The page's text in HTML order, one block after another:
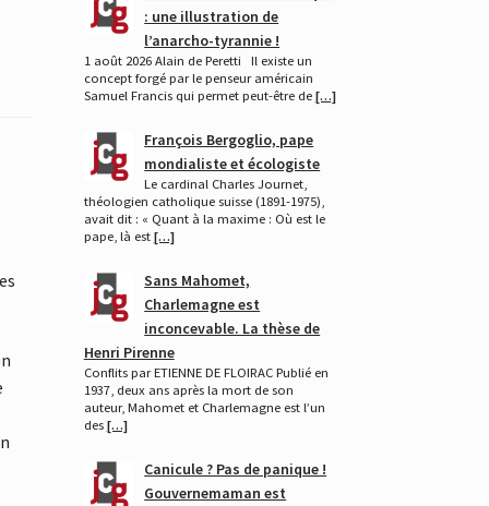
: une illustration de
l’anarcho-tyrannie !
1 août 2026 Alain de Peretti Il existe un
concept forgé par le penseur américain
Samuel Francis qui permet peut-être de […]
François Bergoglio, pape
mondialiste et écologiste
Le cardinal Charles Journet,
théologien catholique suisse (1891-1975),
avait dit : « Quant à la maxime : Où est le
pape, là est […]
Sans Mahomet,
Charlemagne est
inconcevable. La thèse de
Henri Pirenne
Conflits par ETIENNE DE FLOIRAC Publié en
1937, deux ans après la mort de son
auteur, Mahomet et Charlemagne est l’un
des […]
Canicule ? Pas de panique !
Gouvernemaman est